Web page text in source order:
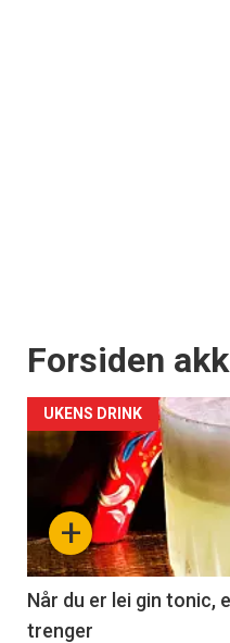
Forsiden
+
UKENS DRINK
Når du er lei gin tonic,
trenger